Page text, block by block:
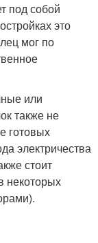
под собой
это
мог по
или
также не
готовых
электричества
стоит
некоторых